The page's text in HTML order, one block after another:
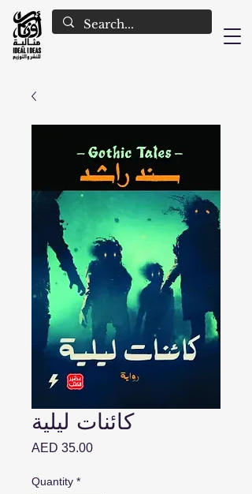
كائنات ليلية
AED 35.00Price
Quantity *